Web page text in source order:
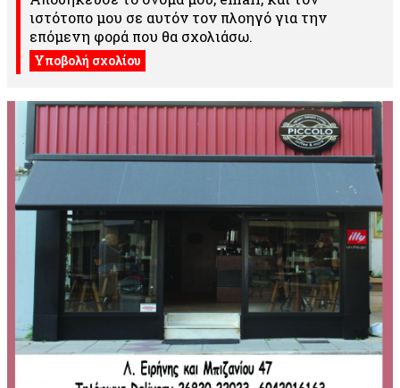
ιστότοπο μου σε αυτόν τον πλοηγό για την
επόμενη φορά που θα σχολιάσω.